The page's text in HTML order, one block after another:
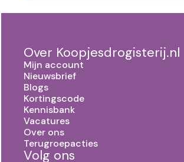
Over Koopjesdrogisterij.nl
Mijn account
Nieuwsbrief
Blogs
Kortingscode
Kennisbank
Vacatures
Over ons
Terugroepacties
Volg ons